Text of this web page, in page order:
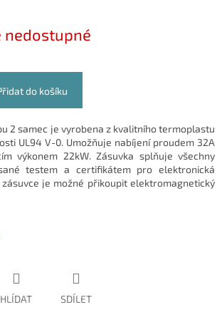
nedostupné
do košíku
2 samec je vyrobena z kvalitního termoplastu
UL94 V-0. Umožňuje nabíjení proudem 32A
výkonem 22kW. Zásuvka splňuje všechny
testem a certifikátem pro elektronická
zásuvce je možné přikoupit elektromagnetický
HLÍDAT SDÍLET